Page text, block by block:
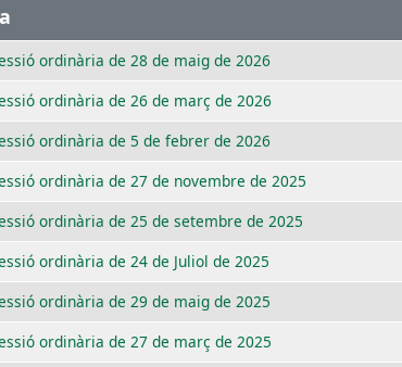
ordinària de 28 de maig de 2026
ordinària de 26 de març de 2026
ordinària de 5 de febrer de 2026
ordinària de 27 de novembre de 2025
ordinària de 25 de setembre de 2025
ordinària de 24 de Juliol de 2025
ordinària de 29 de maig de 2025
ordinària de 27 de març de 2025